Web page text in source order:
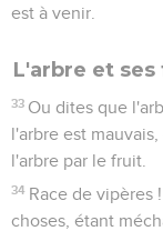
est à venir.
L'arbre et
33 Ou dites que
l'arbre est
l'arbre par le fruit.
34 Race de vipères
choses, étant